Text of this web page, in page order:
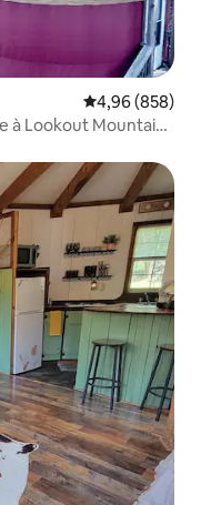
Évaluation
4,96 (858)
à Lookout Mountain,